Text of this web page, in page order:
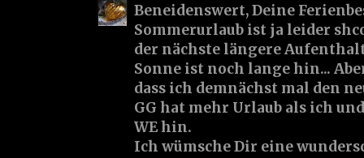
Beneidenswert, Deine
Sommerurlaub ist ja leider
der nächste längere
Sonne ist noch lange hin...
dass ich demnächst mal den
GG hat mehr Urlaub als ich
WE hin.
Ich wümsche Dir eine